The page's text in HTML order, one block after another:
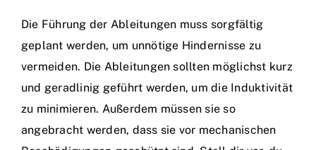
Die Führung der Ableitungen muss sorgfältig
geplant werden, um unnötige Hindernisse zu
vermeiden. Die Ableitungen sollten möglichst kurz
und geradlinig geführt werden, um die Induktivität
zu minimieren. Außerdem müssen sie so
angebracht werden, dass sie vor mechanischen